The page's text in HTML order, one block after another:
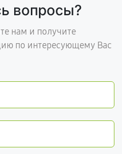
вопросы?
нам и получите
по интересующему Вас